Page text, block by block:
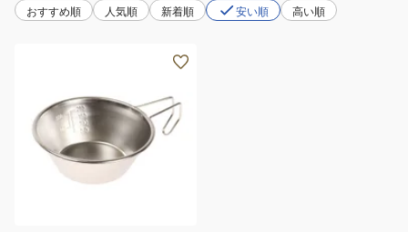
おすすめ順 人気順 新着順 安い順 高い順